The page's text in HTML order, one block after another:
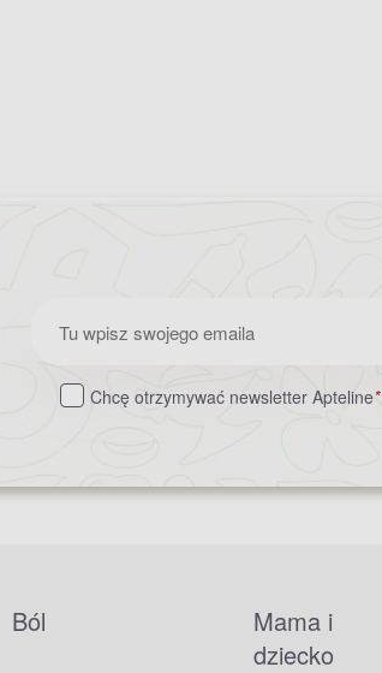
Zapisz
do
Chcę otrzymywać newsletter Apteline*
Ból
Mama i
dziecko